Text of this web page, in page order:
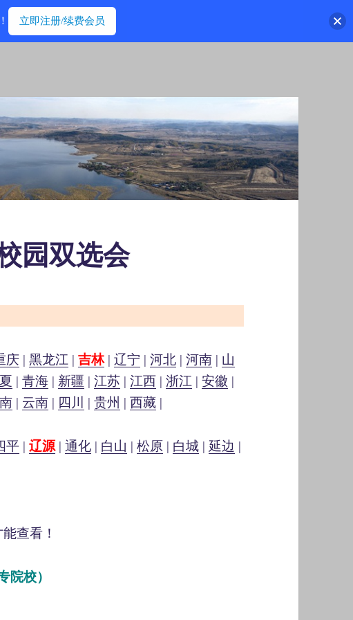
园双选会
庆 |黑龙江 |吉林|辽宁 |河北 |河南 | 山
|青海 | 新疆 |江苏 |江西 |浙江 |安徽 |
| 云南 | 四川 |贵州 |西藏 |
平 |辽源 |通化 | 白山 |松原 | 白城 | 延边 |
查看！
院校）
立即注册/续费会员